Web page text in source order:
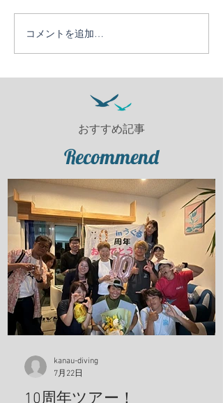
コメントを追加…
おすすめ記事
Recommend
kanau-diving
7月22日